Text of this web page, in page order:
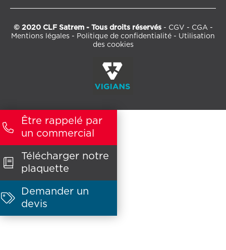
© 2020 CLF Satrem - Tous droits réservés - CGV - CGA-
Mentions légales - Politique de confidentialité - Utilisation
des cookies

Être rappelé par
un commercial

Télécharger notre
plaquette

Demander un
devis